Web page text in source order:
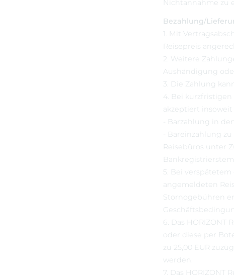
Nichtannahme zu
Bezahlung/
1. Mit
Reisepreis
2. Weitere
Aushändigung
3. Die Zahlung
4. Bei kurzfristigen
akzeptiert insoweit
- Barzahlung in
- Bareinzahlung
Reisebüros unter
5. Bei
angemeldeten
Stornogebühren
6. Das
oder diese per
zu 25,00 EUR
werden.
7. Das